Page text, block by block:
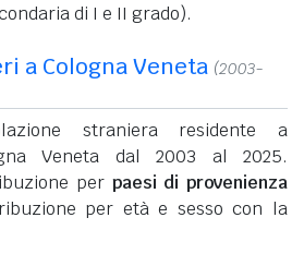
di I e II grado).
a Cologna Veneta (2003-
straniera residente a
Veneta dal 2003 al 2025.
per paesi di provenienza
per età e sesso con la